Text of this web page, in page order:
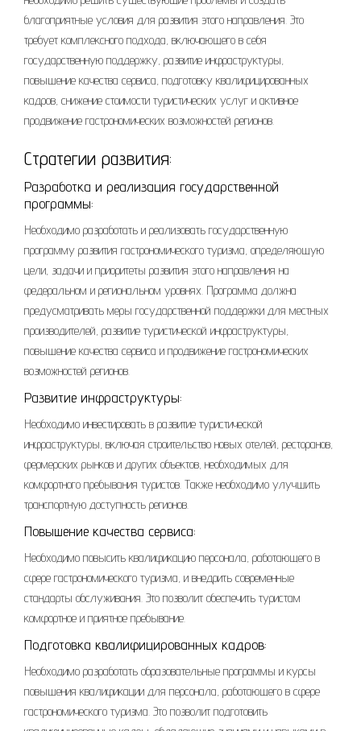
благоприятные условия для развития этого направления. Это
требует комплексного подхода, включающего в себя
государственную поддержку, развитие инфраструктуры,
повышение качества сервиса, подготовку квалифицированных
кадров, снижение стоимости туристических услуг и активное
продвижение гастрономических возможностей регионов.
Стратегии развития:
Разработка и реализация государственной
программы:
Необходимо разработать и реализовать государственную
программу развития гастрономического туризма, определяющую
цели, задачи и приоритеты развития этого направления на
федеральном и региональном уровнях. Программа должна
предусматривать меры государственной поддержки для местных
производителей, развитие туристической инфраструктуры,
повышение качества сервиса и продвижение гастрономических
возможностей регионов.
Развитие инфраструктуры:
Необходимо инвестировать в развитие туристической
инфраструктуры, включая строительство новых отелей, ресторанов,
фермерских рынков и других объектов, необходимых для
комфортного пребывания туристов. Также необходимо улучшить
транспортную доступность регионов.
Повышение качества сервиса:
Необходимо повысить квалификацию персонала, работающего в
сфере гастрономического туризма, и внедрить современные
стандарты обслуживания. Это позволит обеспечить туристам
комфортное и приятное пребывание.
Подготовка квалифицированных кадров:
Необходимо разработать образовательные программы и курсы
повышения квалификации для персонала, работающего в сфере
гастрономического туризма. Это позволит подготовить